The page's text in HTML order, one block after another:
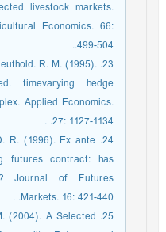
livestock markets.
Economics. 66:
499-504..
R. M. (1995).
timevarying hedge
Applied Economics.
27: 1127-1134. .
R. (1996). Ex ante
futures contract: has
Journal of Futures
Markets. 16: 421-440. .
(2004). A Selected